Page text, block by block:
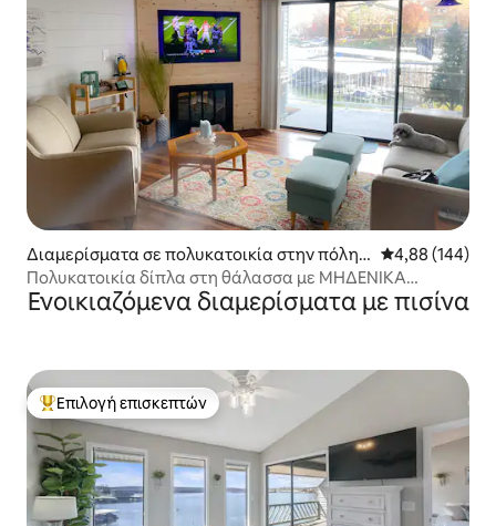
Διαμερίσματα σε πολυκατοικία στην πόλη
Osage Beach
Μέση
4,88 (144)
Πολυκατοικία δίπλα στη θάλασσα με ΜΗΔΕΝΙΚΑ
ΣΚΑΛΟΠΆΤΙΑ στην μπροστινή πόρτα
Ενοικιαζόμενα διαμερίσματα με πισίνα
Κορυφαία επιλογή επισκεπτών
Επιλογή επισκεπτών